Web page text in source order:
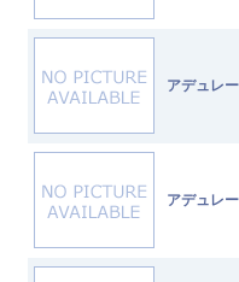
アデュレ
アデュレ